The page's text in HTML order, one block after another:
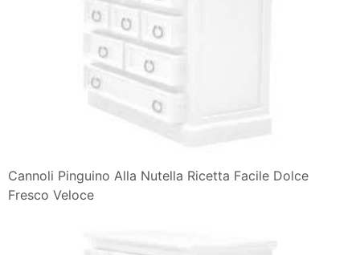
Cannoli Pinguino Alla Nutella Ricetta Facile Dolce
Fresco Veloce